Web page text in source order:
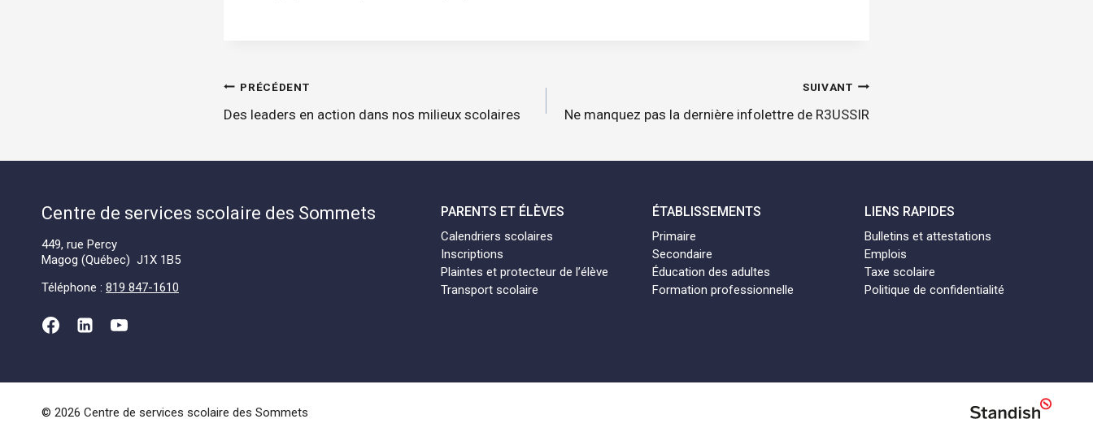
Navigation
PRÉCÉDENT
Des leaders en action dans nos milieux scolaires
SUIVANT
Ne manquez pas la dernière infolettre de R3USSIR
Centre de services scolaire des Sommets
449, rue Percy
Magog (Québec) J1X 1B5
Téléphone : 819 847-1610
PARENTS ET ÉLÈVES
Calendriers scolaires
Inscriptions
Plaintes et protecteur de l’élève
Transport scolaire
ÉTABLISSEMENTS
Primaire
Secondaire
Éducation des adultes
Formation professionnelle
LIENS RAPIDES
Bulletins et attestations
Emplois
Taxe scolaire
Politique de confidentialité
© 2026 Centre de services scolaire des Sommets